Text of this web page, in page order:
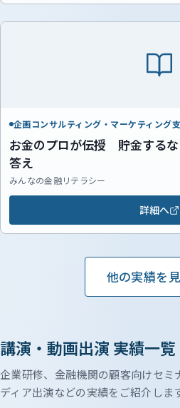
企画コンサルティング・マーケティング
お金のプロが伝授 貯金する
答え
みんなの金融リテラシー
詳細へ
他の実績を
講演・動画出演 実績一覧
企業研修、金融機関の顧客向けセミ
ディア出演などの実績をご紹介しま